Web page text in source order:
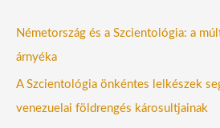
Németország és a Szcientológia: a
árnyéka
A Szcientológia önkéntes lelkészek
venezuelai földrengés károsultjainak